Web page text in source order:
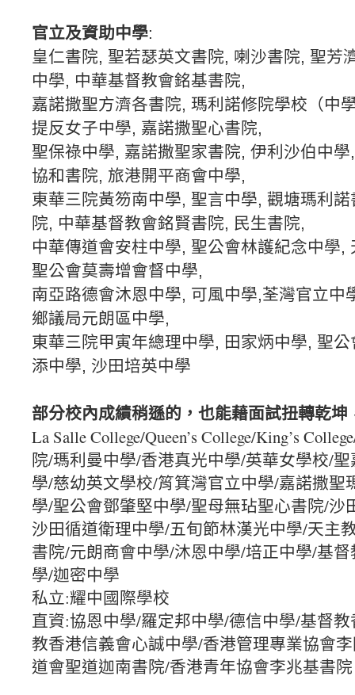
官立及資助中學:
皇仁書院, 聖若瑟英文書院, 喇沙書院, 聖芳
中學, 中華基督教會銘基書院,
嘉諾撒聖方濟各書院, 瑪利諾修院學校（中
提反女子中學, 嘉諾撒聖心書院,
聖保祿中學, 嘉諾撒聖家書院, 伊利沙伯中
協和書院, 旅港開平商會中學,
東華三院黃笏南中學, 聖言中學, 觀塘瑪利諾
院, 中華基督教會銘賢書院, 民生書院,
中華傳道會安柱中學, 聖公會林護紀念中學,
聖公會莫壽增會督中學,
南亞路德會沐恩中學, 可風中學,荃灣官立中
鄉議局元朗區中學,
東華三院甲寅年總理中學, 田家炳中學, 聖
添中學, 沙田培英中學
部分校內成績稍遜的，也能藉面試扭轉乾
La Salle College/Queen’s College/King’s
院/瑪利曼中學/香港真光中學/英華女學校/
學/慈幼英文學校/筲箕灣官立中學/嘉諾撒聖
學/聖公會鄧肇堅中學/聖母無玷聖心書院/沙
沙田循道衛理中學/五旬節林漢光中學/天主
書院/元朗商會中學/沐恩中學/培正中學/基
學/迦密中學
私立:耀中國際學校
直資:協恩中學/羅定邦中學/德信中學/基督
教香港信義會心誠中學/香港管理專業協會
道會聖道迦南書院/香港青年協會李兆基書院